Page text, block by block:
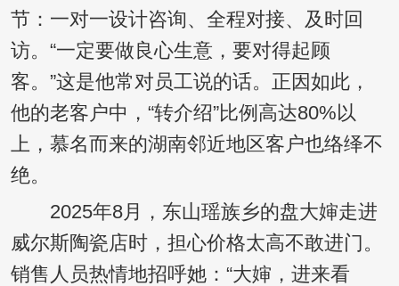
节：一对一设计咨询、全程对接、及时回
访。“一定要做良心生意，要对得起顾
客。”这是他常对员工说的话。正因如此，
他的老客户中，“转介绍”比例高达80%以
上，慕名而来的湖南邻近地区客户也络绎不
绝。
2025年8月，东山瑶族乡的盘大婶走进
威尔斯陶瓷店时，担心价格太高不敢进门。
销售人员热情地招呼她：“大婶，进来看